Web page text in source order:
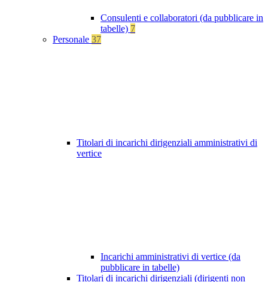
Consulenti e collaboratori (da pubblicare in
tabelle) 7
Personale 37
Titolari di incarichi dirigenziali amministrativi di
vertice
Incarichi amministrativi di vertice (da
pubblicare in tabelle)
Titolari di incarichi dirigenziali (dirigenti non